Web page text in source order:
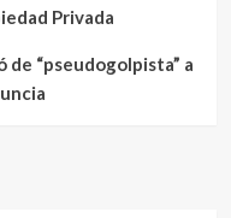
Privada
de “pseudogolpista” a